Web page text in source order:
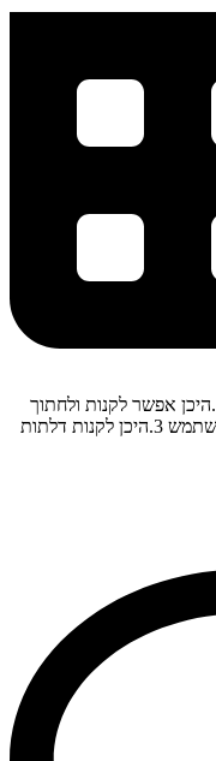
שלום אני מעונין לקבל טיפים בבנית מטבח 1.היכן אפשר לקנות ולחתוך
עץ במחיר זול 2.באיזה מוצרי פירזול כדאי להשתמש 3.היכן לקנות דלתות